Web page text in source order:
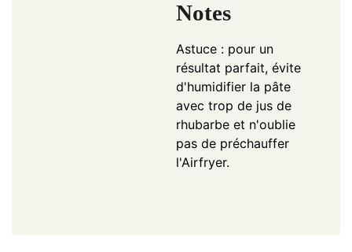
Notes
Astuce : pour un
résultat parfait, évite
d'humidifier la pâte
avec trop de jus de
rhubarbe et n'oublie
pas de préchauffer
l'Airfryer.